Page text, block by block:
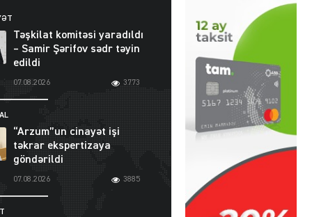
Təşkilat komitəsi yaradıldı
– Samir Şərifov sədr təyin
edildi
07.08.2026 3773
“Arzum”un cinayət işi
təkrar ekspertizaya
göndərildi
07.08.2026 3885